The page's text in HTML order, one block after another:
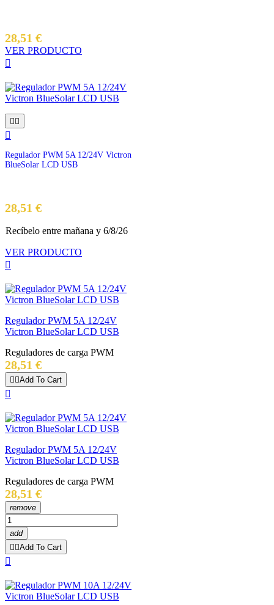
28,51 €
VER PRODUCTO



Regulador PWM 5A 12/24V Victron
BlueSolar LCD USB
28,51 €Precio
Recíbelo entre mañana y 6/8/26
VER PRODUCTO

Regulador PWM 5A 12/24V
Victron BlueSolar LCD USB
Reguladores de carga PWM
28,51 €Precio
Add To Cart

Regulador PWM 5A 12/24V
Victron BlueSolar LCD USB
Reguladores de carga PWM
28,51 €Precio
remove
add
Add To Cart
